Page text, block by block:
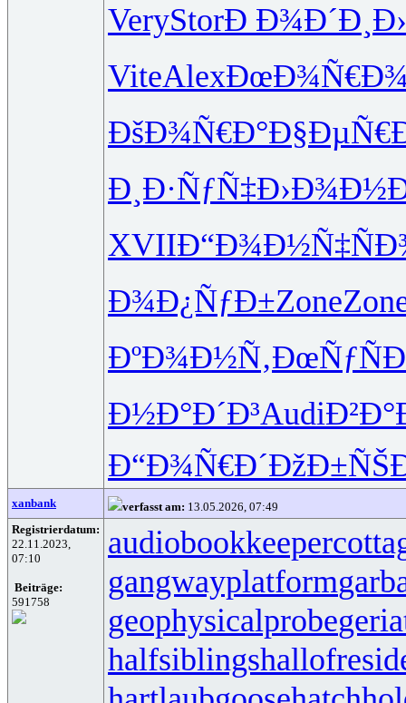
VeryStorÐ Ð¾Ð´Ð¸
ViteAlex
ÐšÐ¾Ñ€Ð°
Ð¸Ð·ÑƒÑ‡
XVIIÐ“Ð¾Ð½Ñ‡
Ð¾Ð¿ÑƒÐ±Zone
ÐºÐ¾Ð½Ñ‚
Ð½Ð°Ð´Ð³Audi
Ð“Ð¾Ñ€Ð´
xanbank verfasst am: 13.05.2026, 07:49
Registrierdatum:
22.11.2023,
07:10
Beiträge:
591758
audiobookkeeper
gangwayplatform
geophysicalprobe
halfsiblings